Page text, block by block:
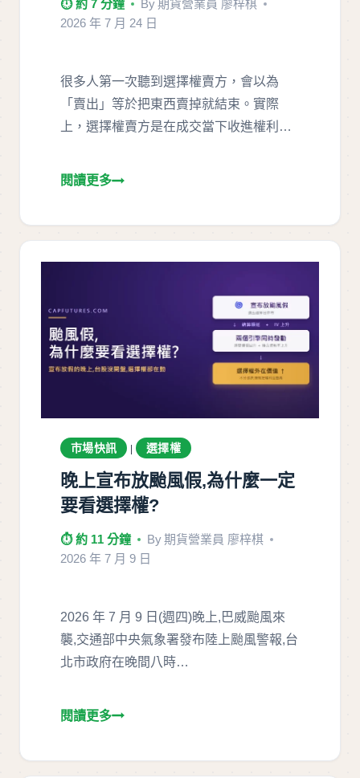
⏱ 約 7 分鐘 By期貨營業員 廖梓棋
2026 年 7 月 24 日
很多人第一次聽到選擇權賣方，會以為
「賣出」等於把東西賣掉就結束。實際
上，選擇權賣方是在成交當下收進權利
市場快訊 | 選擇權
晚上宣布放颱風假,為什麼一定
要看選擇權?
⏱ 約 11 分鐘 By期貨營業員 廖梓棋
2026 年 7 月 9 日
2026 年 7 月 9 日(週四)晚上,巴威颱風來
襲,交通部中央氣象署發布陸上颱風警報,台
北市政府在晚間八時…